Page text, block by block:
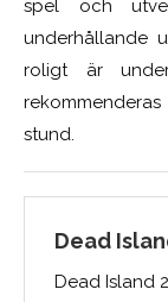
spel och
underhållande
roligt är
stund.
Dead
Dead Island